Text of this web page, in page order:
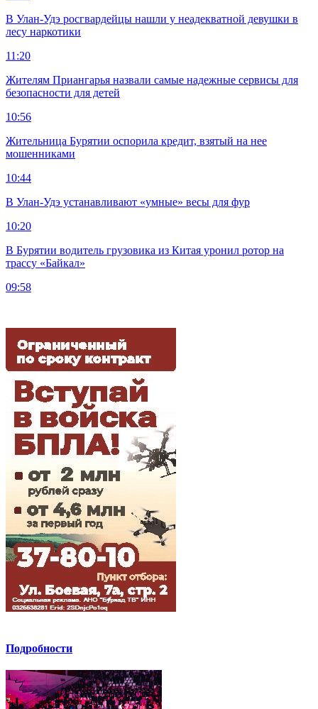
В Улан-Удэ росгвардейцы нашли у неадекватной девушки в
лесу наркотики
11:20
Жителям Приангарья назвали самые надежные сервисы для
безопасности для детей
10:56
Жительница Бурятии оспорила кредит, взятый на нее
мошенниками
10:44
В Улан-Удэ устанавливают «умные» весы для фур
10:20
В Бурятии водитель грузовика из Китая уронил ротор на
трассу «Байкал»
09:58
Подробности